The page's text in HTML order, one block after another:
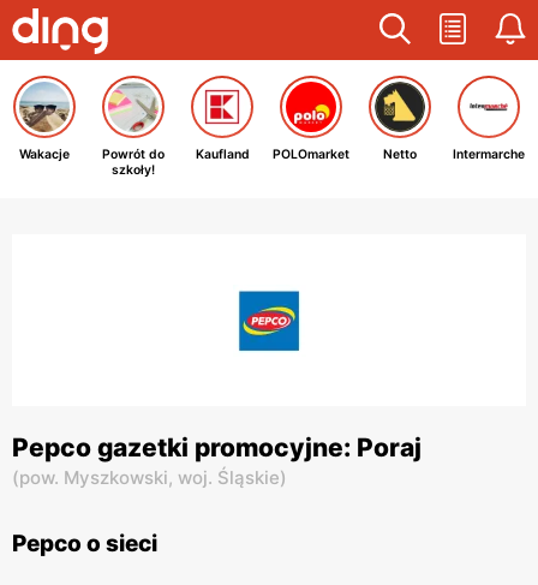
Wakacje
Powrót do
szkoły!
Kaufland POLOmarket Netto Intermarche
Pepco gazetki promocyjne: Poraj
(pow. Myszkowski, woj. Śląskie)
Pepco o sieci